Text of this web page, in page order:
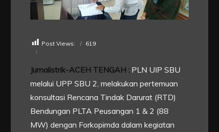
Post Views: 619
Jurnalistrik-ACEH TENGAH : PLN UIP SBU
melalui UPP SBU 2, melakukan pertemuan
konsultasi Rencana Tindak Darurat (RTD)
Bendungan PLTA Peusangan 1 & 2 (88
MW) dengan Forkopimda dalam kegiatan